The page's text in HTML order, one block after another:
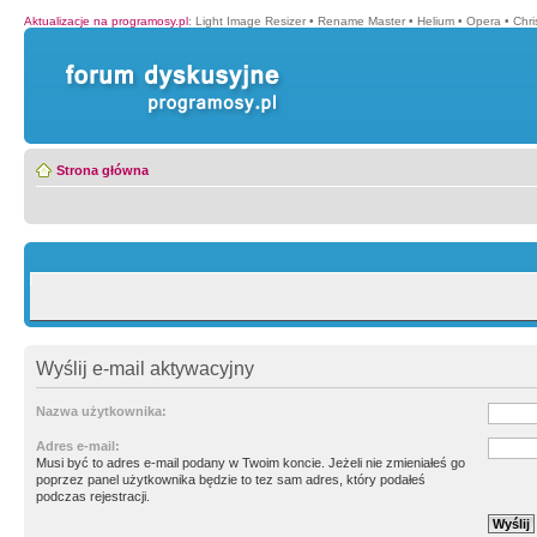
Aktualizacje na programosy.pl: Light Image Resizer • Rename Master • Helium • Opera •
Strona główna
Wyślij e-mail aktywacyjny
Nazwa użytkownika:
Adres e-mail:
Musi być to adres e-mail podany w Twoim koncie. Jeżeli nie zmieniałeś go
poprzez panel użytkownika będzie to tez sam adres, który podałeś
podczas rejestracji.